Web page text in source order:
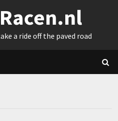
a ride off the paved road